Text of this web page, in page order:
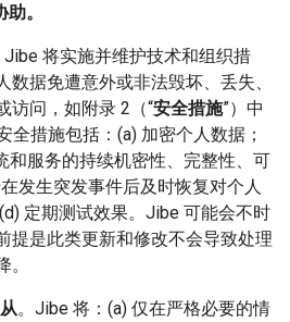
。
Jibe 将实施并维护技术和组织措
据免遭意外或非法毁坏、丢失、
访问，如附录 2（“安全措施”）中
全措施包括：(a) 加密个人数据；
和服务的持续机密性、完整性、可
发生突发事件后及时恢复对个人
定期测试效果。Jibe 可能会不时
提是此类更新和修改不会导致处理
。Jibe 将：(a) 仅在严格必要的情